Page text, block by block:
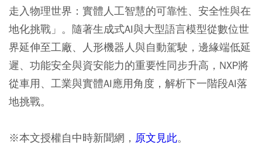
走入物理世界：實體人工智慧的可靠性、安全性與在
地化挑戰」。隨著生成式AI與大型語言模型從數位世
界延伸至工廠、人形機器人與自動駕駛，邊緣端低延
遲、功能安全與資安能力的重要性同步升高，NXP將
從車用、工業與實體AI應用角度，解析下一階段AI落
地挑戰。
※本文授權自中時新聞網， 原文見此。